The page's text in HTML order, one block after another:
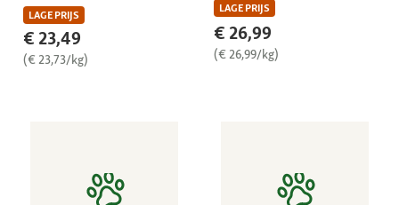
LAGE PRIJS
€ 23,49
(€ 23,73/kg)
LAGE PRIJS
€ 26,99
(€ 26,99/kg)